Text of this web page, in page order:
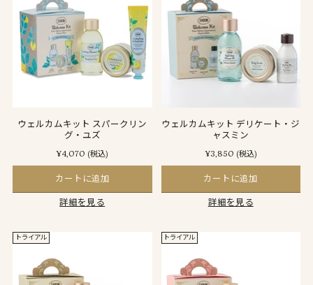
ウェルカムキット スパークリン
グ・ユズ
¥4,070 (税込)
カートに追加
詳細を見る
ウェルカムキット デリケート・ジ
ャスミン
¥3,850 (税込)
カートに追加
詳細を見る
トライアル トライアル